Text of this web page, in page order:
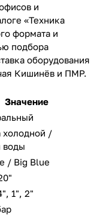
и
«Техника
формата и
подбора
оборудования
Кишинёв и ПМР.
Значение
холодной /
воды
/ Big Blue
1", 2"